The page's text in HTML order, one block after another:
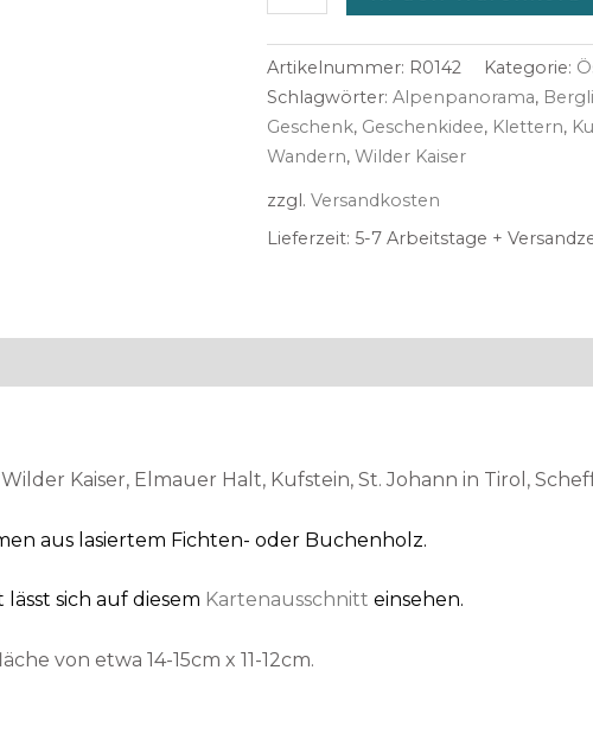
Artikelnummer: R0142 Kategorie:
Schlagwörter:Alpenpanorama,
Geschenk, Geschenkidee, Klettern,
Wandern,Wilder Kaiser
zzgl.Versandkosten
Lieferzeit: 5-7 Arbeitstage +
Kaiser, Elmauer Halt, Kufstein, St. Johann in Tirol,
aus lasiertem Fichten- oder Buchenholz.
sich auf diesem Kartenausschnitt einsehen.
von etwa 14-15cm x 11-12cm.